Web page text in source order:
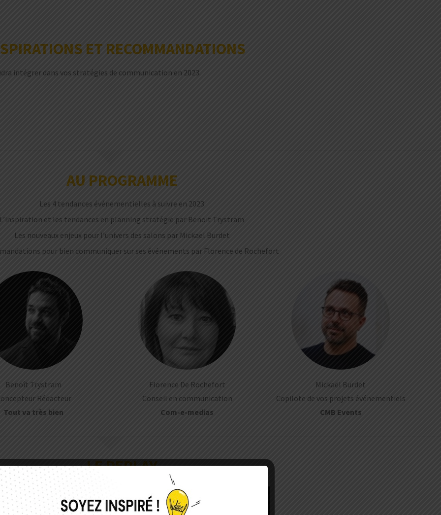
ET RECOMMANDATIONS
intégrer dans vos stratégies de communication en 2023.
AU PROGRAMME
Les 4 tendances événementielles à suivre en 2023
L’inspiration et les tendances en planning stratégie par Benoit Trystram
Les nouveaux enjeux pour l’univers des salons par Mickael Burdet
pour bien communiquer sur ses événements par Florence de Rochefort
Benoît Trystram
Rédacteur
Tout va très bien
Florence De Rochefort
Conseil en communication
Com-e-medias
Mickaël Burdet
Copilote de vos projets événementiels
CMB Events
LE REPLAY